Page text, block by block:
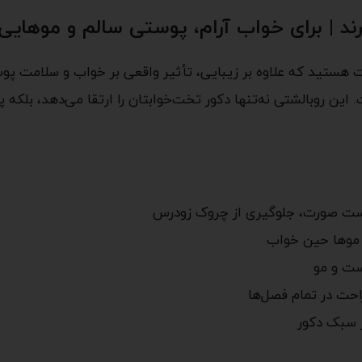
| برای خواب آرام، پوستی سالم و
هستید که علاوه بر زیبایی، تأثیر واقعی بر خواب و
این روبالشتی نه‌تنها دکور تخت‌خوابتان را ارتقا می‌دهد،
صورت، جلوگیری از چروک زودرس
حین خواب
و مو
در تمام فصل‌ها
سبک دکور